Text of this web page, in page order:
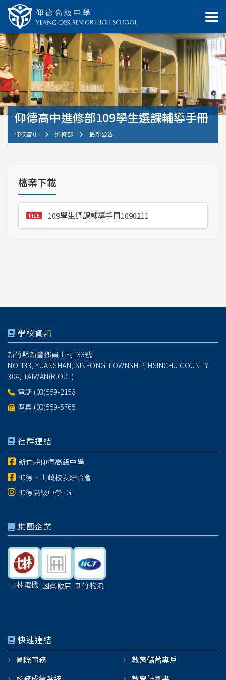
仰德高中進修部109學生選課輔導手冊
仰德高中 進修部 最新公告
檔案下載
109學生選課輔導手冊1090211
學校資訊
新竹縣新豐鄉員山村133號
NO.133, YUANSHAN, SINFONG TOWNSHIP, HSINCHU COUNTY
304, TAIWAN(R.O.C.)
電話 (03)559-2158
傳真 (03)559-5765
社群連結
新竹縣仰德高級中學
仰德、山崎校友聯合會
仰德高級中學 IG
集團企業
士林電機 國賓飯店 新竹物流
快速連結
國際事務
教育儲蓄專戶